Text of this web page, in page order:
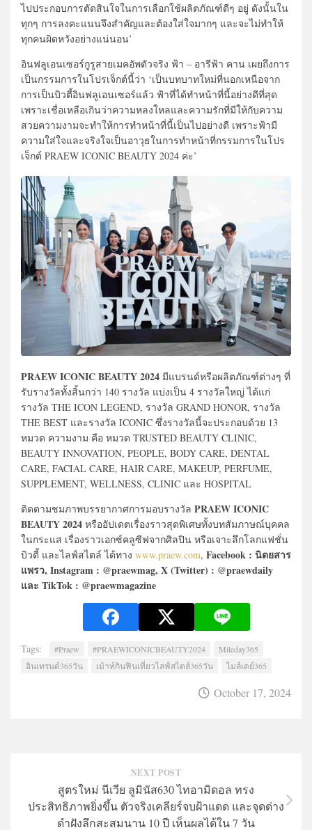
ไปประกอบการตัดสินใจในการเลือกใช้ผลิตภัณฑ์ดีๆ อยู่ ดังนั้นใน
ทุกๆ การลงคะแนนจึงสำคัญและต้องใส่ใจมากๆ และจะไม่ทำให้
ทุกคนผิดหวังอย่างแน่นอน’
อินฟลูเอนเซอร์กูรูสายเมคอัพตัวจริง ฟ้า – อารีฟ้า คาน เผยถึงการ
เป็นกรรมการในโปรเจ็กต์นี้ว่า ‘เป็นบทบาทใหม่ที่นอกเหนือจาก
การเป็นบิวตี้อินฟลูเอนเซอร์แล้ว ฟ้าที่ได้ทำหน้าที่นี้อย่างดีที่สุด
เพราะเชื่อเหลือเกินว่าความหลงใหลและความรักที่มีให้กับความ
สวยความงามจะทำให้การทำหน้าที่นี้เป็นไปอย่างดี เพราะฟ้ามี
ความใส่ใจและจริงใจเป็นอาวุธในการทำหน้าที่กรรมการในโปร
เจ็กต์ PRAEW ICONIC BEAUTY 2024 ค่ะ’
PRAEW ICONIC BEAUTY 2024 มีแบรนด์หรือผลิตภัณฑ์ต่างๆ ที่
รับรางวัลทั้งสิ้นกว่า 140 รางวัล แบ่งเป็น 4 รางวัลใหญ่ ได้แก่
รางวัล THE ICON LEGEND, รางวัล GRAND HONOR, รางวัล
THE BEST และรางวัล ICONIC ซึ่งรางวัลนี้จะประกอบด้วย 13
หมวด ความงาม คือ หมวด TRUSTED BEAUTY CLINIC,
BEAUTY INNOVATION, PEOPLE, BODY CARE, DENTAL
CARE, FACIAL CARE, HAIR CARE, MAKEUP, PERFUME,
SUPPLEMENT, WELLNESS, CLINIC และ HOSPITAL
ติดตามชมภาพบรรยากาศการมอบรางวัล PRAEW ICONIC
BEAUTY 2024 หรืออัปเดตเรื่องราวสุดพิเศษทั้งบทสัมภาษณ์บุคคล
ในกระแส เรื่องราวเอกซ์คลูซีฟจากศิลปิน หรือเจาะลึกโลกแฟชั่น
บิวตี้ และไลฟ์สไตล์ ได้ทาง www.praew.com, Facebook : นิตยสาร
แพรว, Instagram : @praewmag, X (Twitter) : @praewdaily
และ TikTok : @praewmagazine
Tags: #Praew #PRAEWICONICBEAUTY2024
Mileday365
อินเทรนด์365วัน
เม้าท์กินฟินเที่ยวไลฟ์สไตล์365วัน ไมล์เดย์365
October 17, 2024
NEXT POST
สูตรใหม่ นีเวีย ลูมินัส630 ไทอามิดอล ทรง
ประสิทธิภาพยิ่งขึ้น ตัวจริงเคลียร์จบฝ้าแดด และจุดด่าง
ดำฝังลึกสะสมนาน 10 ปี เห็นผลได้ใน 7 วัน